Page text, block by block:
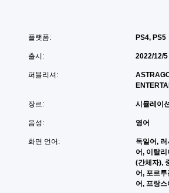
플랫폼: PS4, PS5
출시: 2022/12/5
퍼블리셔:
장르: 시뮬레이
음성: 영어
화면 언어:
독일어, 러
어, 이탈
(간체자),
어, 포르
어, 프랑